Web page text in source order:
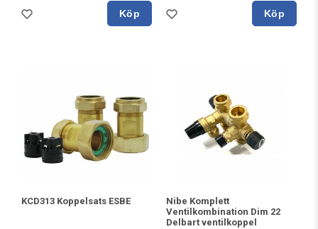
Köp Köp
KCD313 Koppelsats ESBE
Nibe Komplett
Ventilkombination Dim 22
Delbart ventilkoppel